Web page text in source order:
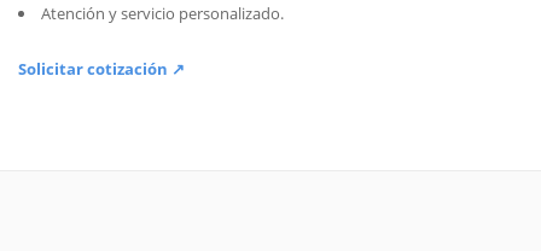
Atención y servicio personalizado.
Solicitar cotización ↗